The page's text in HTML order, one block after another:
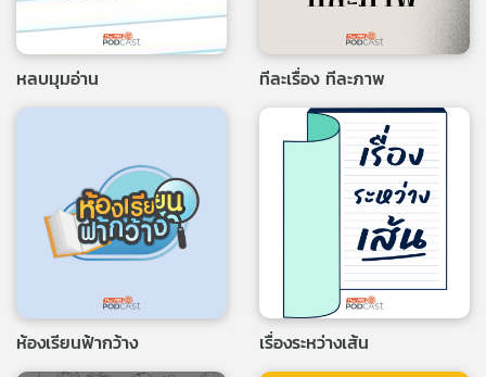
หลบมุมอ่าน ทีละเรื่อง ทีละภาพ
ห้องเรียนฟ้ากว้าง เรื่องระหว่างเส้น